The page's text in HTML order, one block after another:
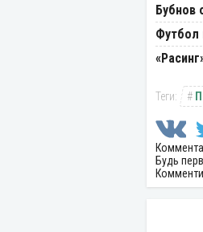
Бубнов
Футбол
Будь